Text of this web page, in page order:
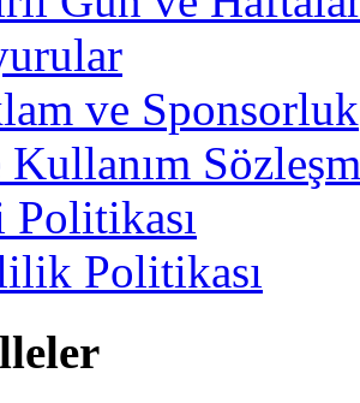
ve Sponsorluk
Kullanım
Politikası
Politikası